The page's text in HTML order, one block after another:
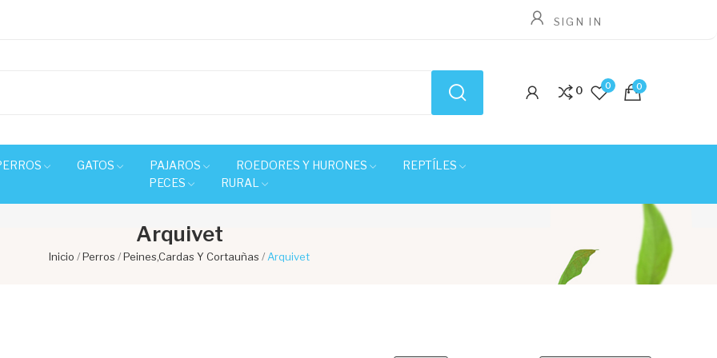
SIGN IN
0 0 0
GATOS PAJAROS ROEDORES Y HURONES
REPTÍLES
PECES
RURAL
Arquivet
Inicio Perros Peines,Cardas Y Cortauñas Arquivet